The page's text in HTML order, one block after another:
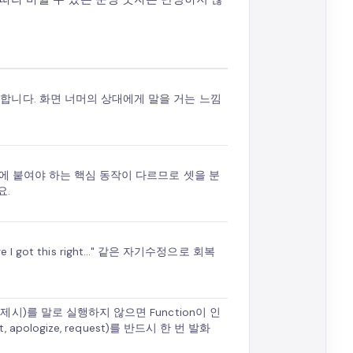
니다. 화면 너머의 상대에게 말을 거는 느낌
붙여야 하는 핵심 동작이 다르므로 셋을 분
.
I got this right..." 같은 자기수정으로 회복
시)를 말로 실행하지 않으면 Function이 인
apologize, request)를 반드시 한 번 발화